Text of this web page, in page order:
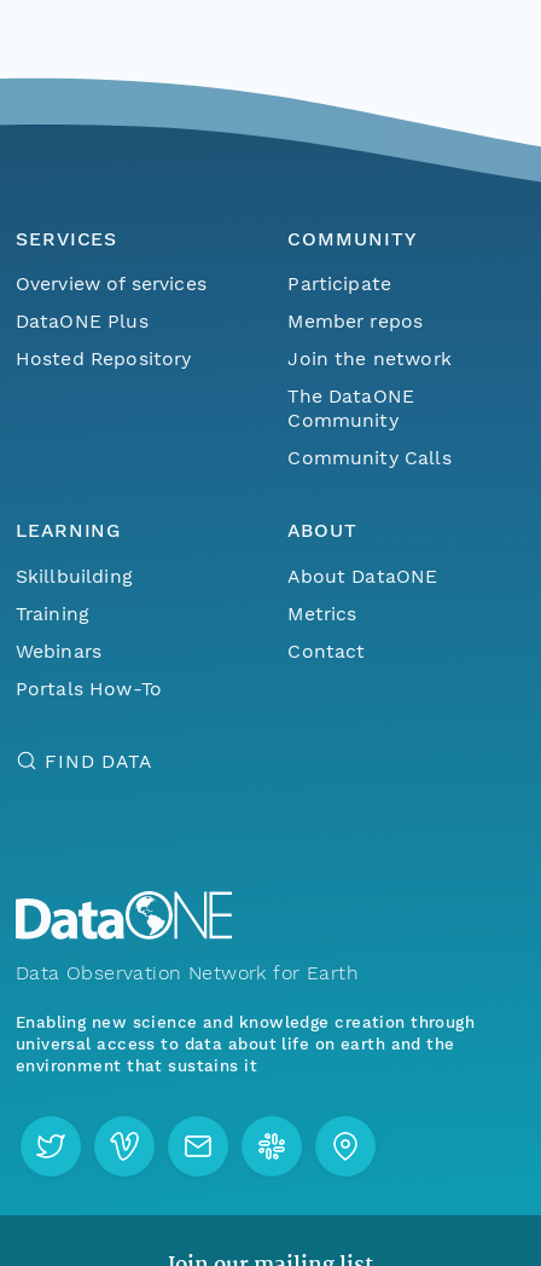
SERVICES
Overview of services
DataONE Plus
Hosted Repository
COMMUNITY
Participate
Member repos
Join the network
The DataONE
Community
Community Calls
LEARNING
Skillbuilding
Training
Webinars
Portals How-To
ABOUT
About DataONE
Metrics
Contact
FIND DATA
Data Observation Network for Earth
Enabling new science and knowledge creation through
universal access to data about life on earth and the
environment that sustains it